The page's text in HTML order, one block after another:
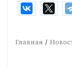
Главная